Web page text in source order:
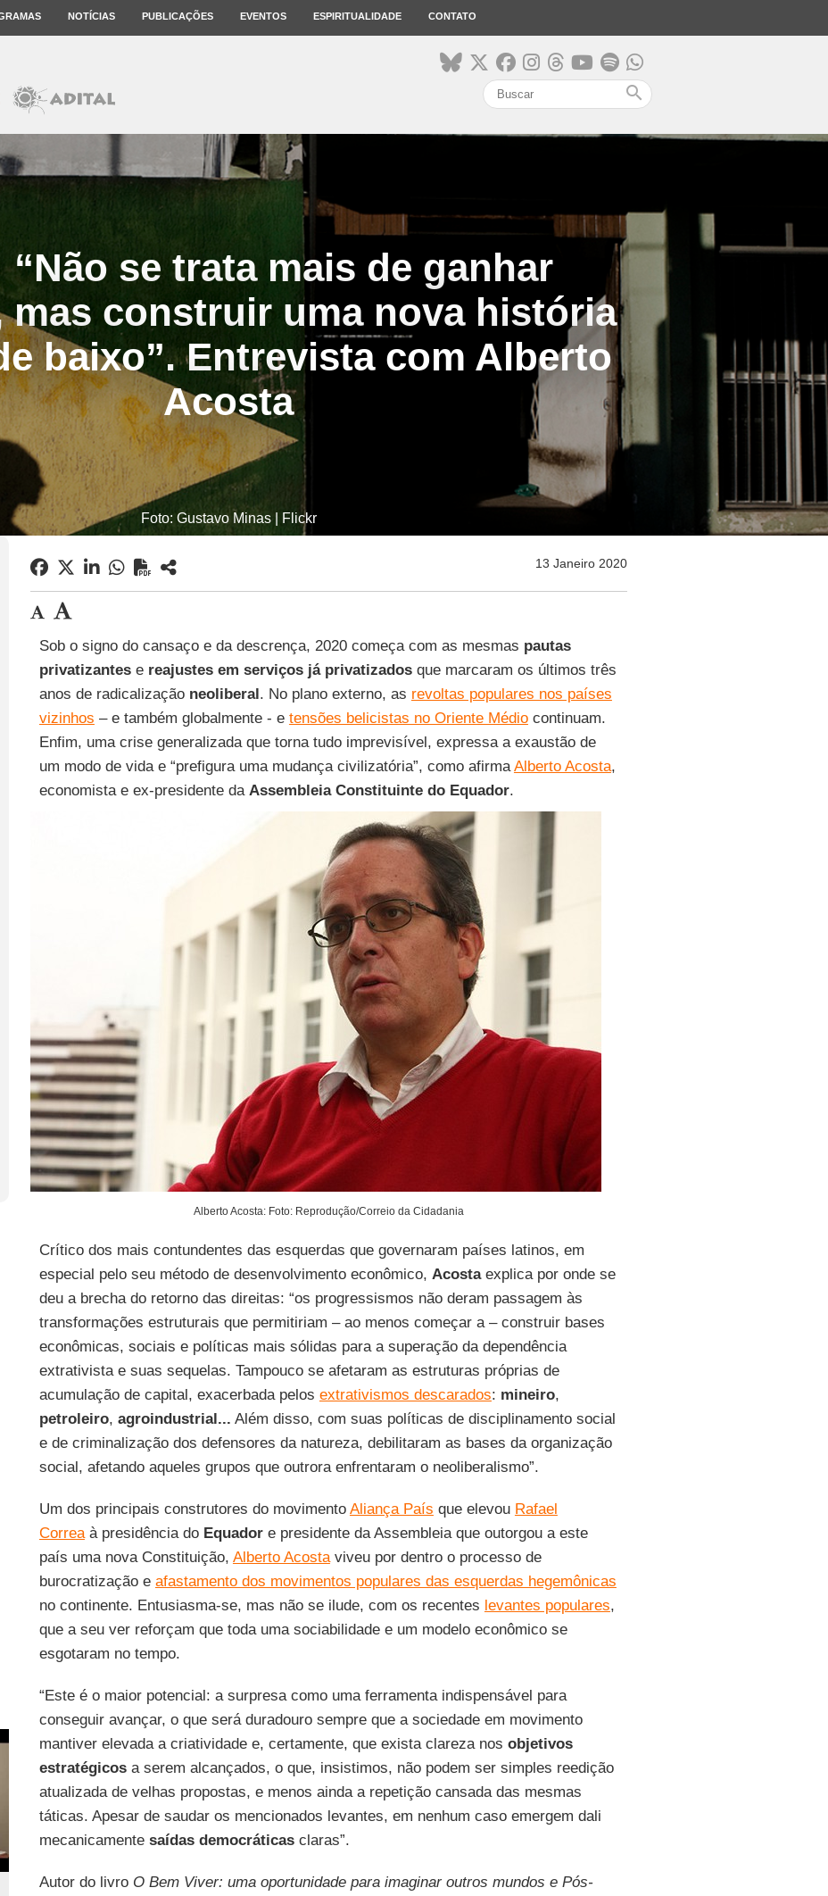
NOTÍCIAS PUBLICAÇÕES EVENTOS ESPIRITUALIDADE CONTATO
search
“Não se trata mais de ganhar
mas construir uma nova história
baixo”. Entrevista com Alberto
Acosta
Foto: Gustavo Minas | Flickr
13 Janeiro 2020
Sob o signo do cansaço e da descrença, 2020 começa com as mesmas pautas
privatizantese reajustes em serviços já privatizadosque marcaram os últimos três
anos de radicalização neoliberal. No plano externo, as revoltas populares nos países
vizinhos – e também globalmente - e tensões belicistas no Oriente Médiocontinuam.
Enfim, uma crise generalizada que torna tudo imprevisível, expressa a exaustão de
um modo de vida e “prefigura uma mudança civilizatória”, como afirmaAlberto Acosta,
economista e ex-presidente da Assembleia Constituinte do Equador.
Alberto Acosta: Foto: Reprodução/Correio da Cidadania
Crítico dos mais contundentes das esquerdas que governaram países latinos, em
especial pelo seu método de desenvolvimento econômico, Acostaexplica por onde se
deu a brecha do retorno das direitas: “os progressismos não deram passagem às
transformações estruturais que permitiriam – ao menos começar a – construir bases
econômicas, sociais e políticas mais sólidas para a superação da dependência
extrativista e suas sequelas. Tampouco se afetaram as estruturas próprias de
acumulação de capital, exacerbada pelos extrativismos descarados: mineiro,
petroleiro, agroindustrial... Além disso, com suas políticas de disciplinamento social
e de criminalização dos defensores da natureza, debilitaram as bases da organização
social, afetando aqueles grupos que outrora enfrentaram o neoliberalismo”.
Um dos principais construtores do movimento Aliança País que elevou Rafael
Correaà presidência do Equadore presidente da Assembleia que outorgou a este
país uma nova Constituição, Alberto Acostaviveu por dentro o processo de
burocratização e afastamento dos movimentos populares das esquerdas hegemônicas
no continente. Entusiasma-se, mas não se ilude, com os recentes levantes populares,
que a seu ver reforçam que toda uma sociabilidade e um modelo econômico se
esgotaram no tempo.
“Este é o maior potencial: a surpresa como uma ferramenta indispensável para
conseguir avançar, o que será duradouro sempre que a sociedade em movimento
mantiver elevada a criatividade e, certamente, que exista clareza nos objetivos
estratégicosa serem alcançados, o que, insistimos, não podem ser simples reedição
atualizada de velhas propostas, e menos ainda a repetição cansada das mesmas
táticas. Apesar de saudar os mencionados levantes, em nenhum caso emergem dali
mecanicamente saídas democráticasclaras”.
Autor do livro O Bem Viver: uma oportunidade para imaginar outros mundos e Pós-